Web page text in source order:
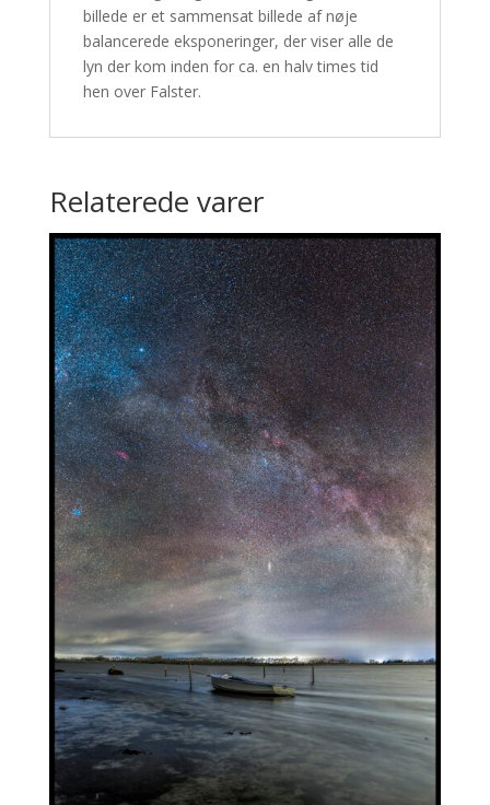
billede er et sammensat billede af nøje
balancerede eksponeringer, der viser alle de
lyn der kom inden for ca. en halv times tid
hen over Falster.
Relaterede varer